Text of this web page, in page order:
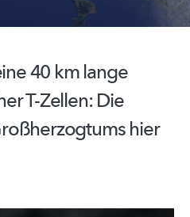
40 km lange
T-Zellen: Die
hier